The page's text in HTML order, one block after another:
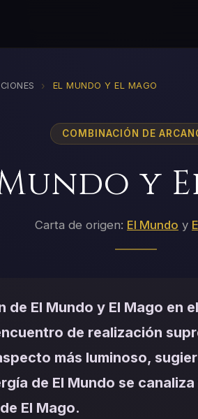
› EL MUNDO Y EL MAGO
COMBINACIÓN DE
y
Carta de origen: El Mundo y
de El Mundo y El Mago en
de realización
más luminoso,
de El Mundo se
El Mago.